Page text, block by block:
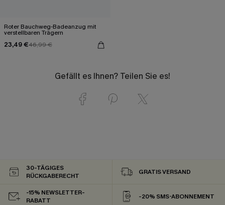
Roter Bauchweg-Badeanzug mit
verstellbaren Trägern
23,49 €46,99 €
Gefällt es Ihnen? Teilen Sie es!
30-TÄGIGES
RÜCKGABERECHT
GRATIS VERSAND
-15% NEWSLETTER-
RABATT
-20% SMS-ABONNEMENT